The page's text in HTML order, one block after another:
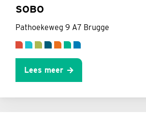
SOBO
Pathoekeweg 9 A7 Brugge
Lees meer